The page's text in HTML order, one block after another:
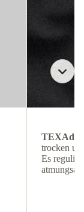
TEXAdri
trocken
Es